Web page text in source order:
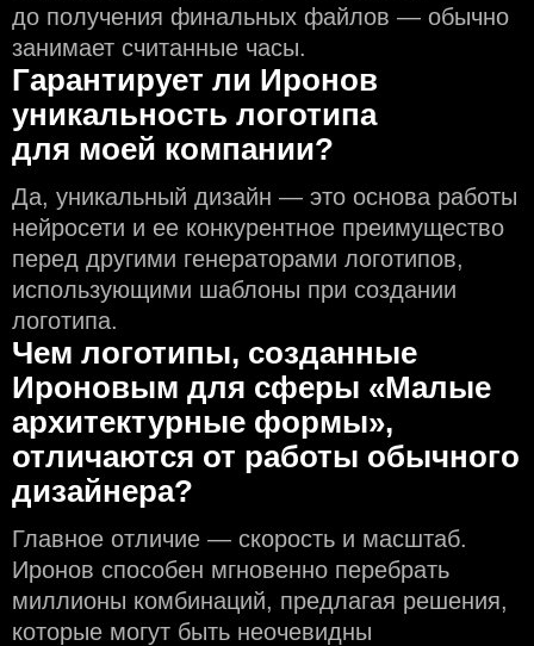
до получения финальных файлов — обычно
занимает считанные часы.
Гарантирует ли Иронов
уникальность логотипа
для моей компании?
Да, уникальный дизайн — это основа работы
нейросети и еe конкурентное преимущество
перед другими генераторами логотипов,
использующими шаблоны при создании
логотипа.
Чем логотипы, созданные
Ироновым для сферы «Малые
архитектурные формы»,
отличаются от работы обычного
дизайнера?
Главное отличие — скорость и масштаб.
Иронов способен мгновенно перебрать
миллионы комбинаций, предлагая решения,
которые могут быть неочевидны